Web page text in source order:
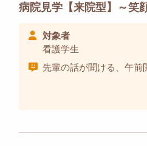
病院見学【来院型】～笑
対象者
看護学生
先輩の話が聞ける、午前